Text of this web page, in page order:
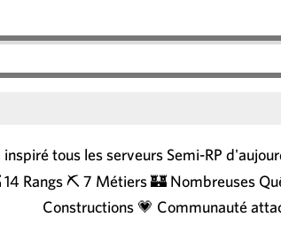
inspiré tous les serveurs Semi-RP
Rangs ⛏️ 7 Métiers 🏰 Nombreuses
Constructions 💗 Communauté